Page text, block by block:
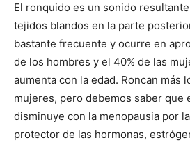
El ronquido es un sonido
tejidos blandos en la parte
bastante frecuente y ocurre en
de los hombres y el 40% de las
aumenta con la edad. Roncan más
mujeres, pero debemos saber que
disminuye con la menopausia por
protector de las hormonas,